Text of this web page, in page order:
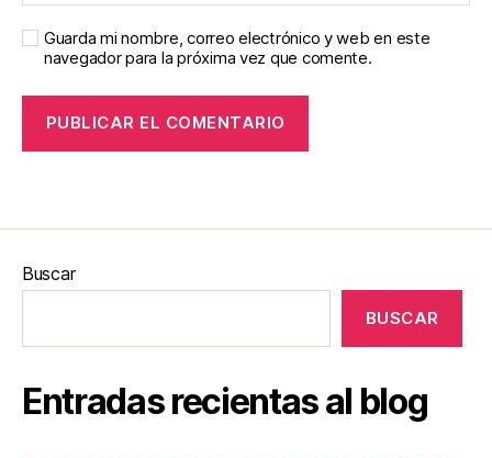
Guarda mi nombre, correo electrónico y web en este
navegador para la próxima vez que comente.
Buscar
BUSCAR
Entradas recientas al blog